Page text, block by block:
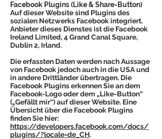
Facebook Plugins (Like & Share-Button)
Auf dieser Website sind Plugins des
sozialen Netzwerks Facebook integriert.
Anbieter dieses Dienstes ist die Facebook
Ireland Limited, 4 Grand Canal Square,
Dublin 2, Irland.
Die erfassten Daten werden nach Aussage
von Facebook jedoch auch in die USA und
in andere Drittländer übertragen. Die
Facebook Plugins erkennen Sie an dem
Facebook-Logo oder dem „Like-Button“
(„Gefällt mir“) auf dieser Website. Eine
Übersicht über die Facebook Plugins
finden Sie hier:
https://developers.facebook.com/docs/
plugins/?locale=de_CH.